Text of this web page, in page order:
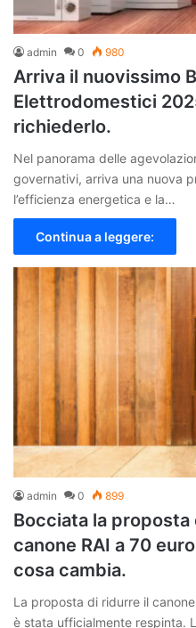
admin 0 980
Arriva il nuovissimo
Elettrodomestici
richiederlo.
Nel panorama delle
governativi, arriva una nuova
l’efficienza energetica e la…
Continua a leggere:
admin 0 899
Bocciata la
canone RAI a 70
cosa cambia.
La proposta di ridurre il
è stata ufficialmente respinta.